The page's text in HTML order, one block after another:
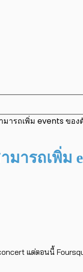
ารถเพิ่ม events ของ
มารถเพิ่ม
แต่ตอนนี้